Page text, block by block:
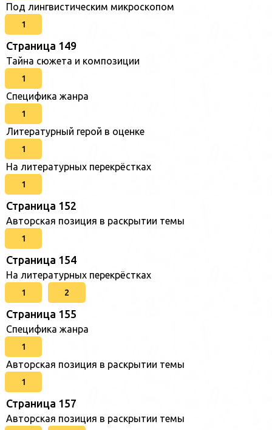
Под лингвистическим микроскопом
1
Страница 149
Тайна сюжета и композиции
1
Специфика жанра
1
Литературный герой в оценке
1
На литературных перекрёстках
1
Страница 152
Авторская позиция в раскрытии темы
1
Страница 154
На литературных перекрёстках
1 2
Страница 155
Специфика жанра
1
Авторская позиция в раскрытии темы
1
Страница 157
Авторская позиция в раскрытии темы